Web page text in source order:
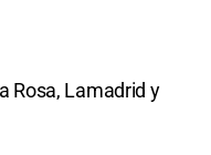
Rosa, Lamadrid y